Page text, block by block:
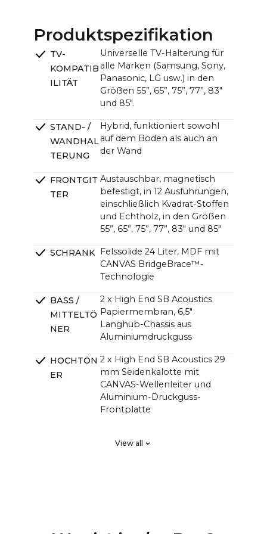
CANVAS-Einheit (B x H x T):
~121,0 x ~33,0 x ~12,0cm (11,0cm ohne Halterung) /
~47.6 x ~13.0 x ~4.7 in (4.3 in ohne Halterung)
Produktspezifikation
TV-
KOMPATIB
ILITÄT
Universelle TV-Halterung für
alle Marken (Samsung, Sony,
Panasonic, LG usw.) in den
Größen 55”, 65”, 75”, 77”, 83"
und 85".
STAND- /
WANDHAL
TERUNG
Hybrid, funktioniert sowohl
auf dem Boden als auch an
der Wand
FRONTGIT
TER
Austauschbar, magnetisch
befestigt, in 12 Ausführungen,
einschließlich Kvadrat-Stoffen
und Echtholz, in den Größen
55”, 65”, 75”, 77”, 83" und 85"
SCHRANK Felssolide 24 Liter, MDF mit
CANVAS BridgeBrace™-
Technologie
BASS /
MITTELTÖ
NER
2 x High End SB Acoustics
Papiermembran, 6,5"
Langhub-Chassis aus
Aluminiumdruckguss
HOCHTÖN
ER
2 x High End SB Acoustics 29
mm Seidenkalotte mit
CANVAS-Wellenleiter und
Aluminium-Druckguss-
Frontplatte
verlustarm, hohe Präzision,
Klasse D mit insgesamt 250
View all